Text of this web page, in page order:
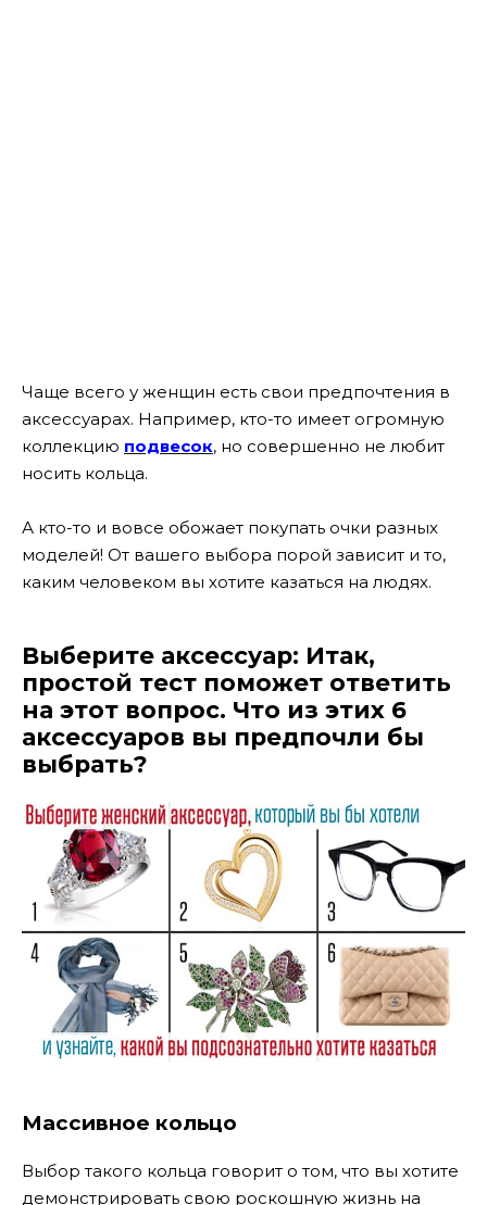
Чаще всего у женщин есть свои предпочтения в
аксессуарах. Например, кто-то имеет огромную
коллекцию подвесок, но совершенно не любит
носить кольца.
А кто-то и вовсе обожает покупать очки разных
моделей! От вашего выбора порой зависит и то,
каким человеком вы хотите казаться на людях.
Выберите аксессуар: Итак,
простой тест поможет ответить
на этот вопрос. Что из этих 6
аксессуаров вы предпочли бы
выбрать?
Массивное кольцо
Выбор такого кольца говорит о том, что вы хотите
демонстрировать свою роскошную жизнь на